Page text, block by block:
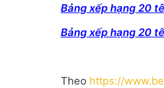
Bảng xếp hạng 20
Bảng xếp hạng 20
Theo https://